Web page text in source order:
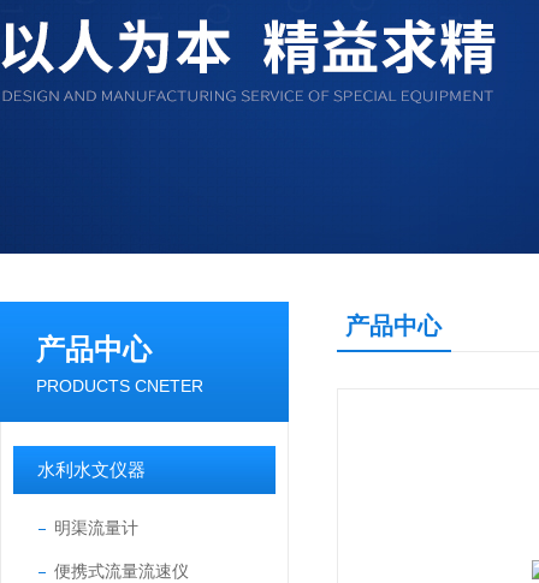
产品中心
PRODUCTS CNETER
水利水文仪器
明渠流量计
便携式流量流速仪
产品中心